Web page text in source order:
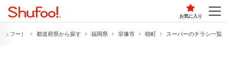
お気に入り
ュフー） 都道府県から探す 福岡県 宗像市 朝町 スーパーのチラシ一覧